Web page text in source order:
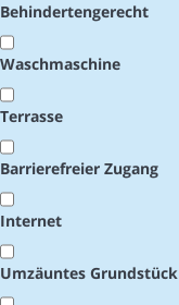
Behindertengerecht
Waschmaschine
Terrasse
Barrierefreier Zugang
Internet
Umzäuntes Grundstück